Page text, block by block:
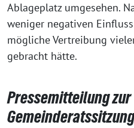
Ablageplatz umgesehen.
weniger negativen
mögliche Vertreibung
gebracht hätte.
Pressemitteilung zur